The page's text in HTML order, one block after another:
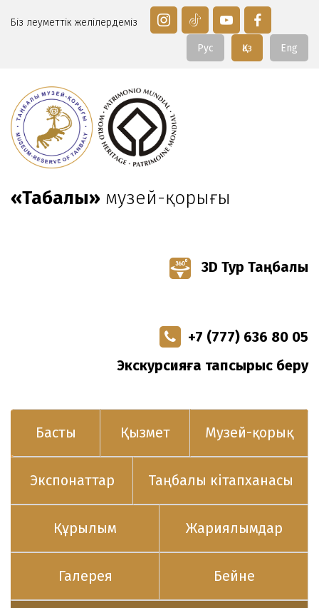
Біз әлеуметтік желілердеміз
Eng
Қаз
Рус
«Таңбалы» музей-қорығы
3D Тур Таңбалы
+7 (777) 636 80 05
Экскурсияға тапсырыс беру
Басты Қызмет Музей-қорық
Экспонаттар Таңбалы кітапханасы
Құрылым Жариялымдар
Галерея Бейне